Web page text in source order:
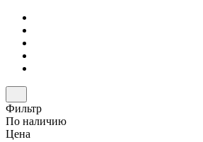
Фильтр
По наличию
Цена